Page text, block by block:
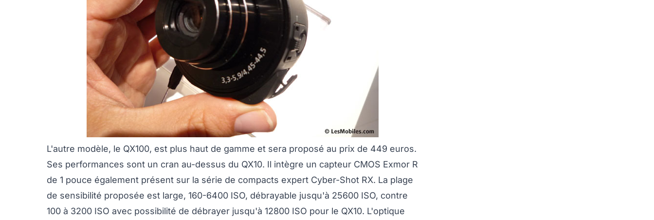
L'autre modèle, le QX100, est plus haut de gamme et sera proposé au prix de 449 euros.
Ses performances sont un cran au-dessus du QX10. Il intègre un capteur CMOS Exmor R
de 1 pouce également présent sur la série de compacts expert Cyber-Shot RX. La plage
de sensibilité proposée est large, 160-6400 ISO, débrayable jusqu'à 25600 ISO, contre
100 à 3200 ISO avec possibilité de débrayer jusqu'à 12800 ISO pour le QX10. L'optique